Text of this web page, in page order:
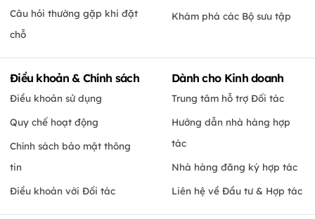
Câu hỏi thường gặp khi đặt
chỗ
Khám phá các Bộ sưu tập
Điều khoản & Chính sách
Điều khoản sử dụng
Quy chế hoạt động
Chính sách bảo mật thông
tin
Điều khoản với Đối tác
Dành cho Kinh doanh
Trung tâm hỗ trợ Đối tác
Hướng dẫn nhà hàng hợp
tác
Nhà hàng đăng ký hợp tác
Liên hệ về Đầu tư & Hợp tác